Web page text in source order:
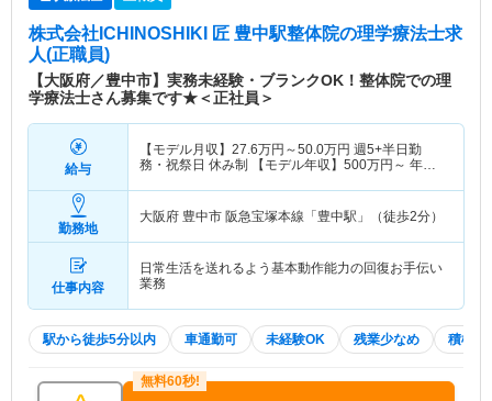
株式会社ICHINOSHIKI 匠 豊中駅整体院の理学療法士求
人(正職員)
【大阪府／豊中市】実務未経験・ブランクOK！整体院での理
学療法士さん募集です★＜正社員＞
給与
【モデル月収】 27.6万円～50.0万円 週5+半日勤
務・祝祭日 休み制 【モデル年収】 500万円～ 年収
勤務地
大阪府 豊中市 阪急宝塚本線「豊中駅」（徒歩2分）
仕事内容
日常生活を送れるよう基本動作能力の回復お手伝い
業務
駅から徒歩5分以内 車通勤可 未経験OK 残業少なめ 積極採